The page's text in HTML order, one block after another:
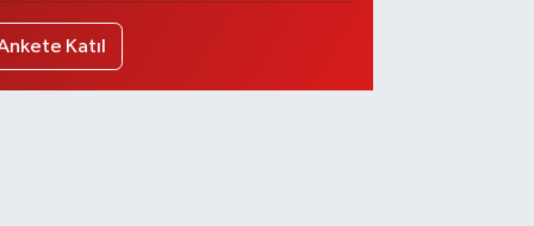
Katıl